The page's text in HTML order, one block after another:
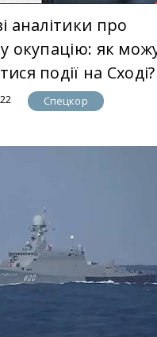
аналітики про
окупацію: як
події на Сході?
Спецкор